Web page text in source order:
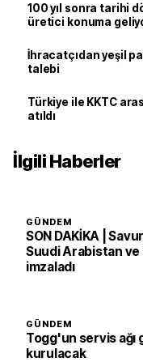
100 yıl sonra tarihi
üretici konuma
İhracatçıdan yeşil
talebi
Türkiye ile KKTC
atıldı
İlgili Haberler
GÜNDEM
SON DAKİKA |
Suudi Arabistan ve
imzaladı
GÜNDEM
Togg'un servis
kurulacak